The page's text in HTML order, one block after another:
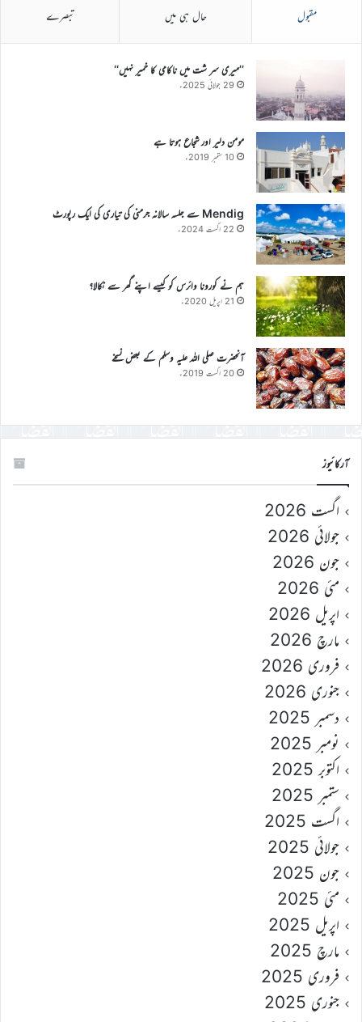
مقبول حال ہی میں تبصرے
’’میری سر شت میں ناکامی کا خمیر نہیں‘‘
29 جولائی 2025ء
مومن دلیر اور شجاع ہوتا ہے
10 ستمبر 2019ء
Mendig سے جلسہ سالانہ جرمنی کی تیاری کی ایک رپورٹ
22 اگست 2024ء
ہم نے کورونا وائرس کو کیسے اپنے گھر سے نکالا؟
21 اپریل 2020ء
آنحضرت صلی اللہ علیہ وسلم کے بعض نسخے
20 اگست 2019ء
آرکائیوز
اگست 2026
جولائی 2026
جون 2026
مئی 2026
اپریل 2026
مارچ 2026
فروری 2026
جنوری 2026
دسمبر 2025
نومبر 2025
اکتوبر 2025
ستمبر 2025
اگست 2025
جولائی 2025
جون 2025
مئی 2025
اپریل 2025
مارچ 2025
فروری 2025
جنوری 2025